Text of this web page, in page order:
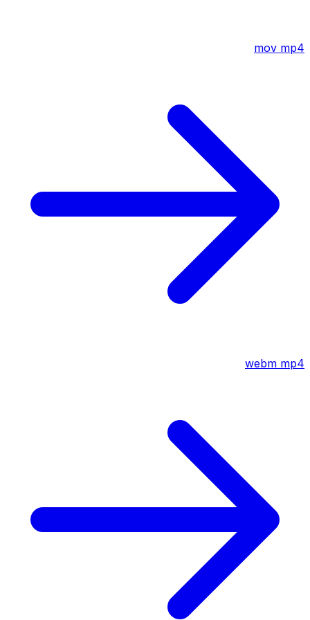
mov mp4
webm mp4